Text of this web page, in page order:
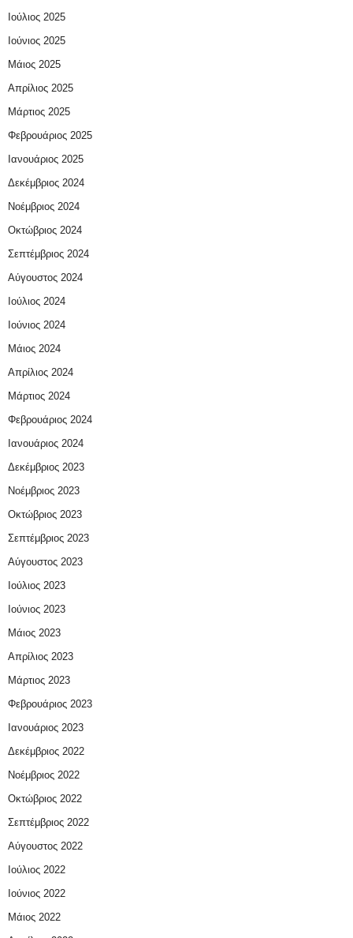
Ιούλιος 2025
Ιούνιος 2025
Μάιος 2025
Απρίλιος 2025
Μάρτιος 2025
Φεβρουάριος 2025
Ιανουάριος 2025
Δεκέμβριος 2024
Νοέμβριος 2024
Οκτώβριος 2024
Σεπτέμβριος 2024
Αύγουστος 2024
Ιούλιος 2024
Ιούνιος 2024
Μάιος 2024
Απρίλιος 2024
Μάρτιος 2024
Φεβρουάριος 2024
Ιανουάριος 2024
Δεκέμβριος 2023
Νοέμβριος 2023
Οκτώβριος 2023
Σεπτέμβριος 2023
Αύγουστος 2023
Ιούλιος 2023
Ιούνιος 2023
Μάιος 2023
Απρίλιος 2023
Μάρτιος 2023
Φεβρουάριος 2023
Ιανουάριος 2023
Δεκέμβριος 2022
Νοέμβριος 2022
Οκτώβριος 2022
Σεπτέμβριος 2022
Αύγουστος 2022
Ιούλιος 2022
Ιούνιος 2022
Μάιος 2022